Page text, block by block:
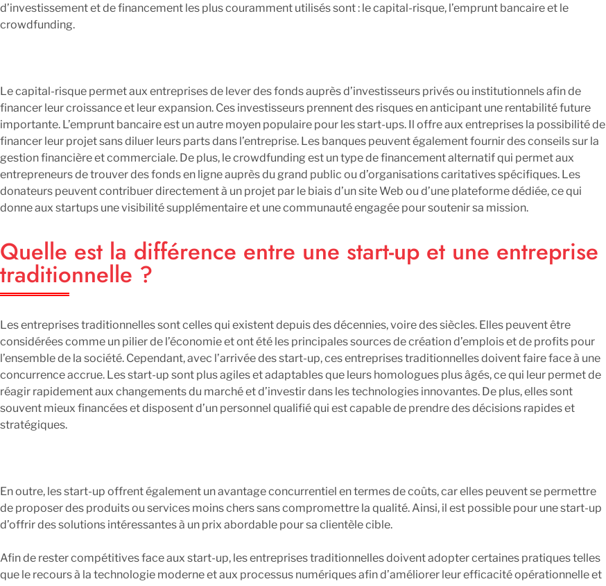
d’investissement et de financement les plus couramment utilisés sont : le capital-risque, l’emprunt bancaire et le
crowdfunding.
Le capital-risque permet aux entreprises de lever des fonds auprès d’investisseurs privés ou institutionnels afin de
financer leur croissance et leur expansion. Ces investisseurs prennent des risques en anticipant une rentabilité future
importante. L’emprunt bancaire est un autre moyen populaire pour les start-ups. Il offre aux entreprises la possibilité de
financer leur projet sans diluer leurs parts dans l’entreprise. Les banques peuvent également fournir des conseils sur la
gestion financière et commerciale. De plus, le crowdfunding est un type de financement alternatif qui permet aux
entrepreneurs de trouver des fonds en ligne auprès du grand public ou d’organisations caritatives spécifiques. Les
donateurs peuvent contribuer directement à un projet par le biais d’un site Web ou d’une plateforme dédiée, ce qui
donne aux startups une visibilité supplémentaire et une communauté engagée pour soutenir sa mission.
Quelle est la différence entre une start-up et une entreprise
traditionnelle ?
Les entreprises traditionnelles sont celles qui existent depuis des décennies, voire des siècles. Elles peuvent être
considérées comme un pilier de l’économie et ont été les principales sources de création d’emplois et de profits pour
l’ensemble de la société. Cependant, avec l’arrivée des start-up, ces entreprises traditionnelles doivent faire face à une
concurrence accrue. Les start-up sont plus agiles et adaptables que leurs homologues plus âgés, ce qui leur permet de
réagir rapidement aux changements du marché et d’investir dans les technologies innovantes. De plus, elles sont
souvent mieux financées et disposent d’un personnel qualifié qui est capable de prendre des décisions rapides et
stratégiques.
En outre, les start-up offrent également un avantage concurrentiel en termes de coûts, car elles peuvent se permettre
de proposer des produits ou services moins chers sans compromettre la qualité. Ainsi, il est possible pour une start-up
d’offrir des solutions intéressantes à un prix abordable pour sa clientèle cible.
Afin de rester compétitives face aux start-up, les entreprises traditionnelles doivent adopter certaines pratiques telles
que le recours à la technologie moderne et aux processus numériques afin d’améliorer leur efficacité opérationnelle et